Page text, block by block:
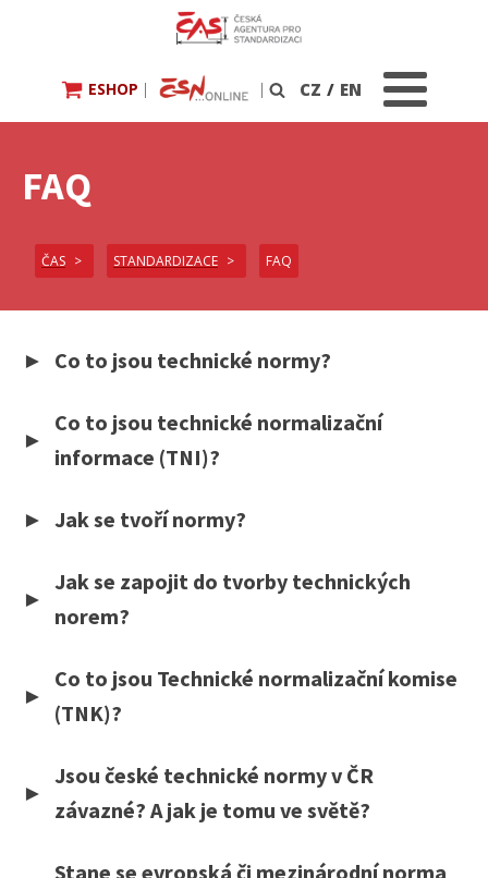
ESHOP | | Vyhledávání
CZ / EN
FAQ
ČAS STANDARDIZACE FAQ
Co to jsou technické normy?
Co to jsou technické normalizační
informace (TNI)?
Jak se tvoří normy?
Jak se zapojit do tvorby technických
norem?
Co to jsou Technické normalizační komise
(TNK)?
Jsou české technické normy v ČR
závazné? A jak je tomu ve světě?
Stane se evropská či mezinárodní norma